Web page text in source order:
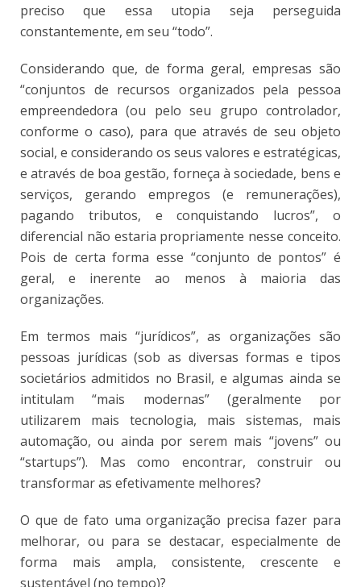
preciso que essa utopia seja perseguida
constantemente, em seu “todo”.
Considerando que, de forma geral, empresas são
“conjuntos de recursos organizados pela pessoa
empreendedora (ou pelo seu grupo controlador,
conforme o caso), para que através de seu objeto
social, e considerando os seus valores e estratégicas,
e através de boa gestão, forneça à sociedade, bens e
serviços, gerando empregos (e remunerações),
pagando tributos, e conquistando lucros”, o
diferencial não estaria propriamente nesse conceito.
Pois de certa forma esse “conjunto de pontos” é
geral, e inerente ao menos à maioria das
organizações.
Em termos mais “jurídicos”, as organizações são
pessoas jurídicas (sob as diversas formas e tipos
societários admitidos no Brasil, e algumas ainda se
intitulam “mais modernas” (geralmente por
utilizarem mais tecnologia, mais sistemas, mais
automação, ou ainda por serem mais “jovens” ou
“startups”). Mas como encontrar, construir ou
transformar as efetivamente melhores?
O que de fato uma organização precisa fazer para
melhorar, ou para se destacar, especialmente de
forma mais ampla, consistente, crescente e
sustentável (no tempo)?